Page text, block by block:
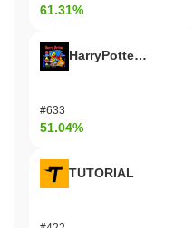
61.31%
#633
51.04%
TUTORIAL